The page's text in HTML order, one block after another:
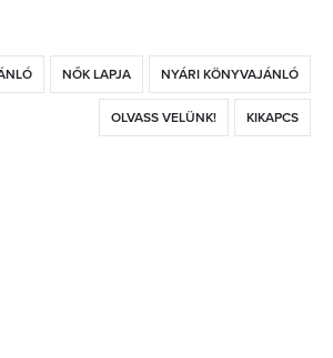
NŐK LAPJA NYÁRI KÖNYVAJÁNLÓ
OLVASS VELÜNK! KIKAPCS